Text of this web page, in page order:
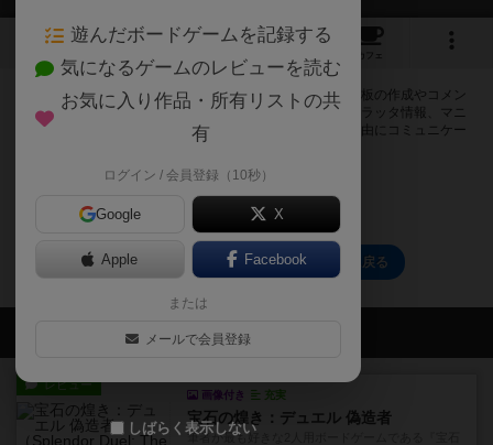
1 3
カフェ
ログインするとアルルの丘：ビッグボックスに関する掲示板の作成やコメン
トの書き込みが出来るようになります。ルールの疑問やエラッタ情報、マニ
ュアルでは判断し辛い曖昧な表記等について会員同士で自由にコミュニケー
ログイン/無料会員登録
アルルの丘：ビッグボックスのトップに戻る
会員の新しい投稿
レビュー
画像付き 充実
宝石の煌き：デュエル 偽造者
筆者が最も好きな2人用ボードゲームである『宝石
遊んだボードゲームを記録する
気になるゲームのレビューを読む
お気に入り作品・所有リストの共
有
ログイン / 会員登録（10秒）
Google X
Apple Facebook
または
メールで会員登録
しばらく表示しない